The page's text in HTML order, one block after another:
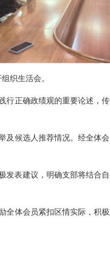
织生活会。
正确政绩观的重要论述，
及候选人推荐情况。经全体
发表建议，明确支部将结合
全体会员紧扣区情实际，积